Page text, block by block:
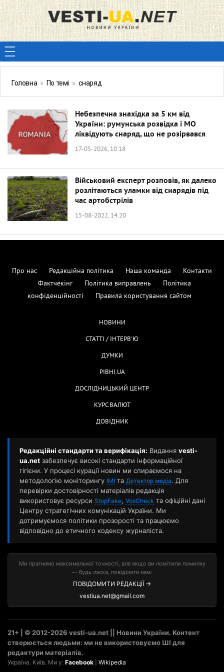
Головна » По темі » снаряд
Небезпечна знахідка за 5 км від
України: румунська розвідка і МО
ліквідують снаряд, що не розірвався
17-05-2026, 10:18
Військовий експерт розповів, як далеко
розлітаються уламки від снарядів під
час артобстрілів
15-08-2022, 14:20
Про нас Редакційна політика Наша команда
Контакти
Фактчекінг
Політика виправлень
Політика
конфіденційності
Правила користування сайтом
НОВИНИ
СТАТТІ / ІНТЕРВ'Ю
ДУМКИ
РІВНІ.UA
ДОСЛІДНИЦЬКИЙ ЦЕНТР
КУРС ВАЛЮТ
ДОВІДНИК
Редакційні стандарти та верифікація: Видання vesti-
ua.net забезпечує високі стандарти інформаційної
гігієни. У процесі курації новин ми спираємося на
методологію моніторингу ІМІ та Детектор медіа. Для
перевірки достовірності матеріалів редакція
використовує ресурси StopFake, VoxCheck та офіційні дані
Центру стратегічних комунікацій України. Ми
дотримуємося політики прозорості та працюємо
відповідно до етичного кодексу журналіста.
Ми прагнемо максимальної точності, але якщо ви помітили помилку
— будь ласка, повідомте нам:
ПОВІДОМИТИ РЕДАКЦІЇ →
vestiua.net@gmail.com
21+ | © 2012-2026 vesti-ua.net || Новини України. Контент
створюється людьми: ми не використовуємо ШІ для
редактури матеріалів.
Україна. Київ. Ми у: Facebook Wikipedia